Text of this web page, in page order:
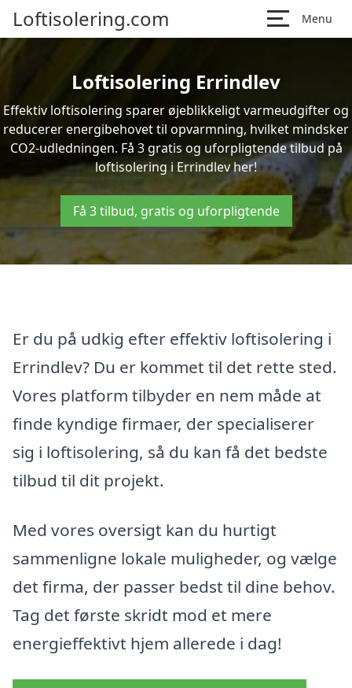
Loftisolering.com Menu
Loftisolering Errindlev
Effektiv loftisolering sparer øjeblikkeligt varmeudgifter og
reducerer energibehovet til opvarmning, hvilket mindsker
CO2-udledningen. Få 3 gratis og uforpligtende tilbud på
loftisolering i Errindlev her!
Få 3 tilbud, gratis og uforpligtende
Er du på udkig efter effektiv loftisolering i
Errindlev? Du er kommet til det rette sted.
Vores platform tilbyder en nem måde at
finde kyndige firmaer, der specialiserer
sig i loftisolering, så du kan få det bedste
tilbud til dit projekt.
Med vores oversigt kan du hurtigt
sammenligne lokale muligheder, og vælge
det firma, der passer bedst til dine behov.
Tag det første skridt mod et mere
energieffektivt hjem allerede i dag!